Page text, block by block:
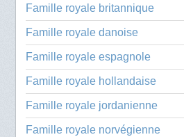
Famille royale britannique
Famille royale danoise
Famille royale espagnole
Famille royale hollandaise
Famille royale jordanienne
Famille royale norvégienne